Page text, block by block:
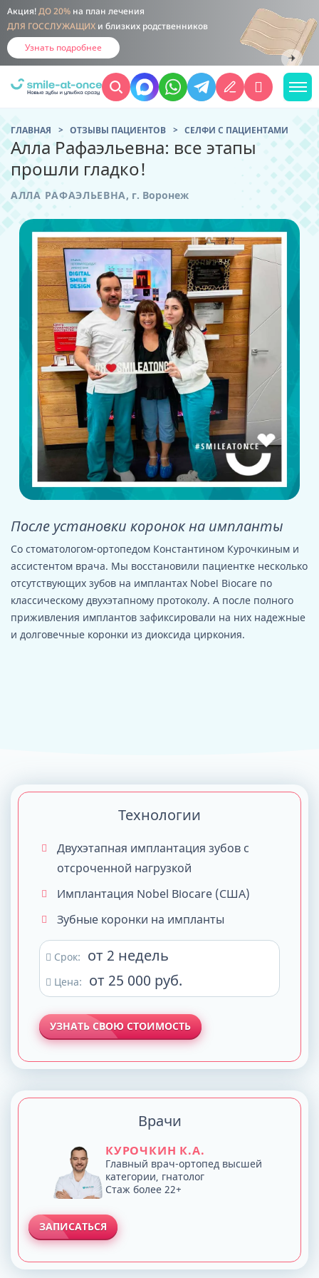
Акция! ДО 20% на план лечения
ДЛЯ ГОССЛУЖАЩИХ и близких родственников
Узнать подробнее
ГЛАВНАЯ ОТЗЫВЫ ПАЦИЕНТОВ CЕЛФИ С ПАЦИЕНТАМИ
Алла Рафаэльевна: все этапы
прошли гладко!
АЛЛА РАФАЭЛЬЕВНА, г. Воронеж
После установки коронок на импланты
Со стоматологом-ортопедом Константином Курочкиным и
ассистентом врача. Мы восстановили пациентке несколько
отсутствующих зубов на имплантах Nobel Biocare по
классическому двухэтапному протоколу. А после полного
приживления имплантов зафиксировали на них надежные
и долговечные коронки из диоксида циркония.
Технологии
Двухэтапная имплантация зубов с
отсроченной нагрузкой
Имплантация Nobel Biocare (США)
Зубные коронки на импланты
Срок: от 2 недель
Цена: от 25 000 руб.
УЗНАТЬ СВОЮ СТОИМОСТЬ
Врачи
КУРОЧКИН К.А.
Главный врач-ортопед высшей
категории, гнатолог
Стаж более 22+
ЗАПИСАТЬСЯ